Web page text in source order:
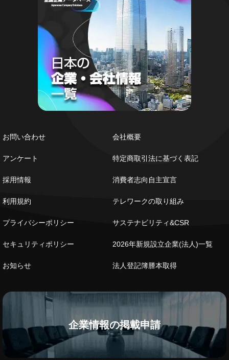
お問い合わせ
アンケート
採用情報
利用規約
プライバシーポリシー
セキュリティポリシー
お知らせ
会社概要
特定商取引法に基づく表記
消費者志向自主宣言
テレワークの取り組み
サステナビリティ&CSR
2026年新規設立企業(法人)一覧
法人登記簿謄本取得
企業情報の掲載申請